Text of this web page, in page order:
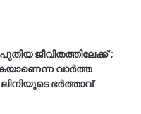
ജീവിതത്തിലേക്ക്’;
വാർത്ത
ലിനിയുടെ ഭർത്താവ്